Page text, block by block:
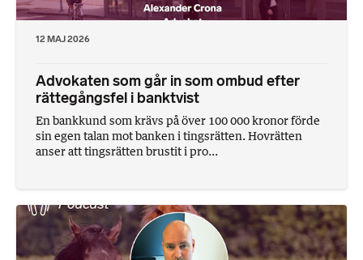
12 MAJ 2026
Advokaten som går in som ombud efter
rättegångsfel i banktvist
En bankkund som krävs på över 100 000 kronor förde
sin egen talan mot banken i tingsrätten. Hovrätten
anser att tingsrätten brustit i pro...